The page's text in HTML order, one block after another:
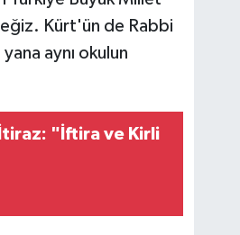
Kürt'ün de Rabbi
aynı okulun
"İftira ve Kirli